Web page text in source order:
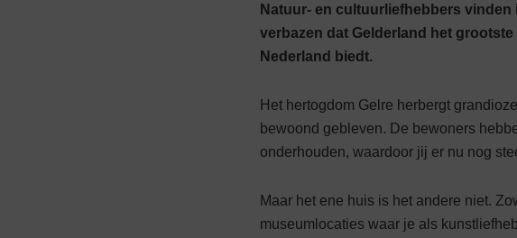
Natuur- en cultuurliefhebbers
verbazen dat Gelderland het
Nederland biedt.
Het hertogdom Gelre herbergt
bewoond gebleven. De bewoners
onderhouden, waardoor jij er nu nog
Maar het ene huis is het andere niet.
museum­locaties waar je als